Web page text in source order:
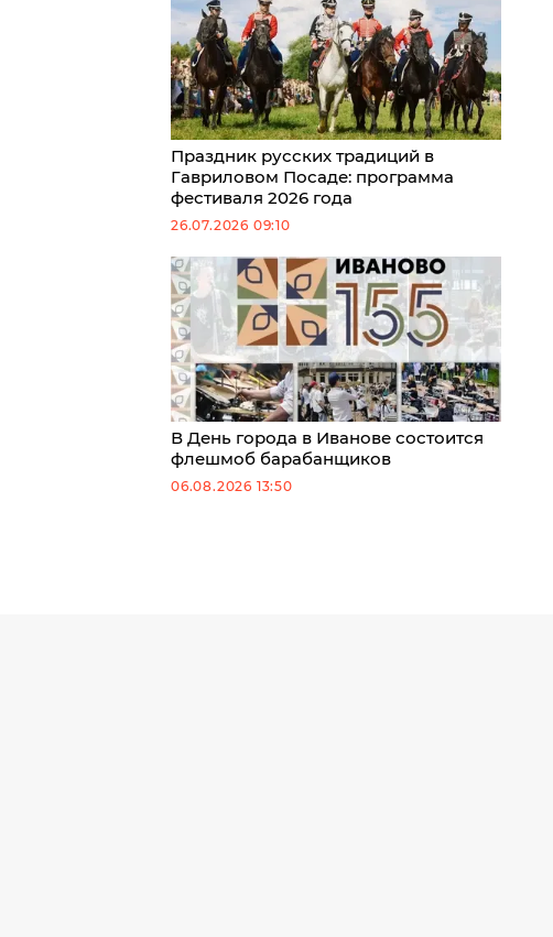
Праздник русских традиций в
Гавриловом Посаде: программа
фестиваля 2026 года
26.07.2026 09:10
В День города в Иванове состоится
флешмоб барабанщиков
06.08.2026 13:50